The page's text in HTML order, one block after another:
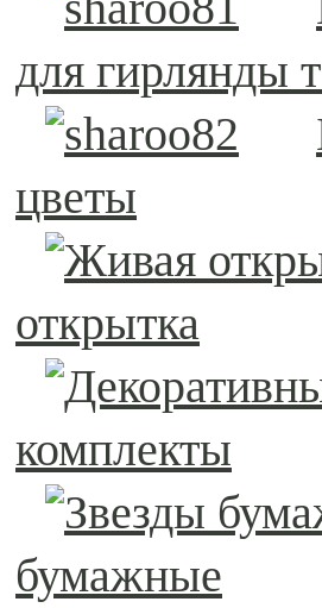
для гирлянды
цветы
открытка
комплекты
бумажные